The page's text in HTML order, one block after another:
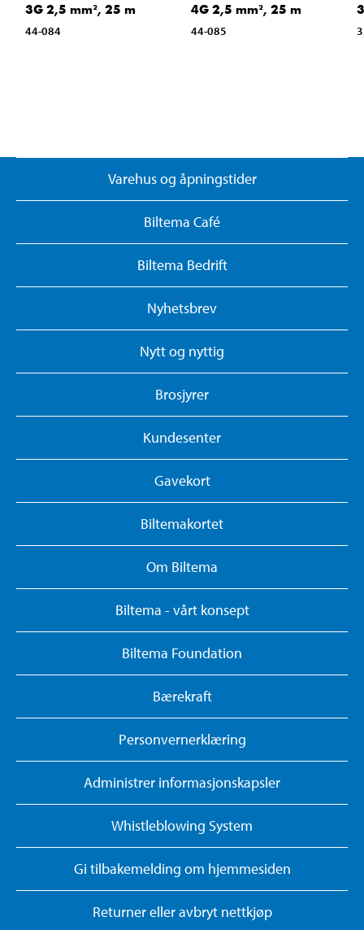
3G 2,5 mm², 25 m
44-084
4G 2,5 mm², 25 m
44-085
Varehus og åpningstider
Biltema Café
Biltema Bedrift
Nyhetsbrev
Nytt og nyttig
Brosjyrer
Kundesenter
Gavekort
Biltemakortet
Om Biltema
Biltema - vårt konsept
Biltema Foundation
Bærekraft
Personvernerklæring
Administrer informasjonskapsler
Whistleblowing System
Gi tilbakemelding om hjemmesiden
Returner eller avbryt nettkjøp